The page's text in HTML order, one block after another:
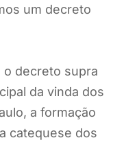
um decreto
decreto supra
da vinda dos
a formação
catequese dos